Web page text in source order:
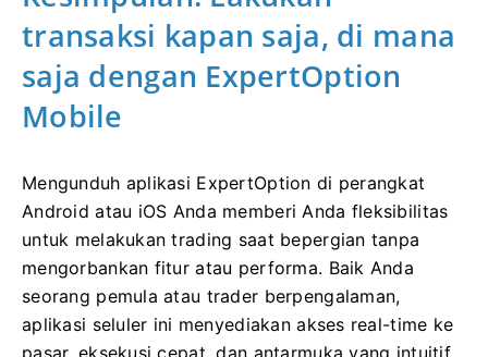
transaksi kapan saja, di mana
saja dengan ExpertOption
Mobile
Mengunduh aplikasi ExpertOption di perangkat
Android atau iOS Anda memberi Anda fleksibilitas
untuk melakukan trading saat bepergian tanpa
mengorbankan fitur atau performa. Baik Anda
seorang pemula atau trader berpengalaman,
aplikasi seluler ini menyediakan akses real-time ke